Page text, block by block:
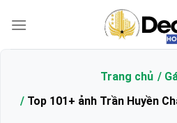
qua
Trang chủ
Top 101+ ảnh Trần Huyền